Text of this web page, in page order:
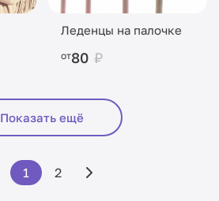
Леденцы на палочке
от80 ₽
Показать ещё
1 2